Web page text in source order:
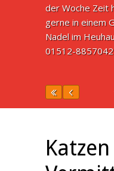
der Woche Zeit
gerne in einem
Nadel im
01512-8857042